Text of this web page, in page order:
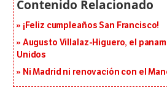
¡Feliz cumpleaños San Francisco!
Augusto Villalaz-Higuero, el
Unidos
Ni Madrid ni renovación con el